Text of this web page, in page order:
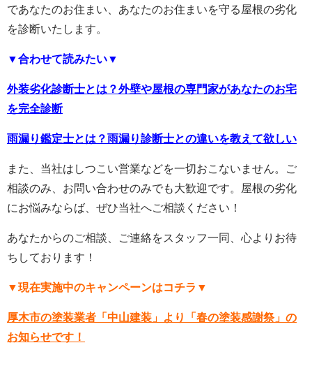
であなたのお住まい、あなたのお住まいを守る屋根の劣化
を診断いたします。
▼合わせて読みたい▼
外装劣化診断士とは？外壁や屋根の専門家があなたのお宅
を完全診断
雨漏り鑑定士とは？雨漏り診断士との違いを教えて欲しい
また、当社はしつこい営業などを一切おこないません。ご
相談のみ、お問い合わせのみでも大歓迎です。屋根の劣化
にお悩みならば、ぜひ当社へご相談ください！
あなたからのご相談、ご連絡をスタッフ一同、心よりお待
ちしております！
▼現在実施中のキャンペーンはコチラ▼
厚木市の塗装業者「中山建装」より「春の塗装感謝祭」の
お知らせです！